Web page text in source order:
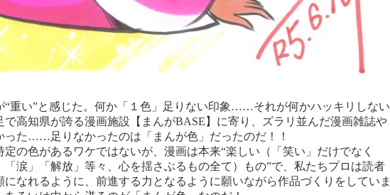
重い”と感じた。何か「１色」足りない印象……それが何かハッキリしない
で高知県が誇る漫画施設【まんがBASE】に寄り、ズラリ並んだ漫画雑誌や
った……足りなかったのは「まんが色」だったのだ！！
の色があるワケではないが、漫画は本来“楽しい（「笑い」だけでなく
「涙」「解放」等々、心を揺さぶるもの全て）もの”で、私たちプロは読者
なれるように、前進する力となるように願いながら作品づくりをしていま